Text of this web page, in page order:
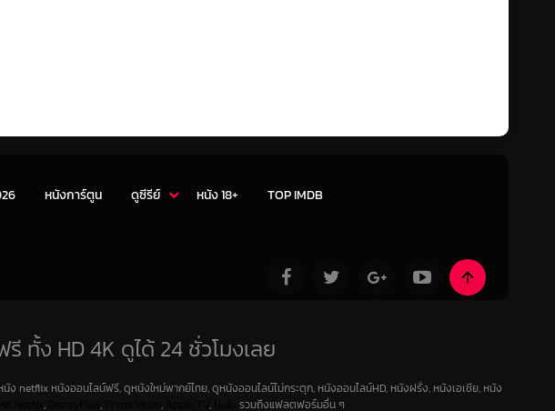
หนังการ์ตูน ดูซีรีย์ หนัง 18+ TOP IMDB
ทั้ง HD 4K ดูได้ 24 ชั่วโมงเลย
netflix หนังออนไลน์ฟรี, ดูหนังใหม่พากย์ไทย, ดูหนังออนไลน์ไม่กระตุก, หนังออนไลน์HD, หนังฝรั่ง, หนังเอเชีย, หนัง
, , , , รวมถึงแฟลตฟอร์มอื่น ๆ